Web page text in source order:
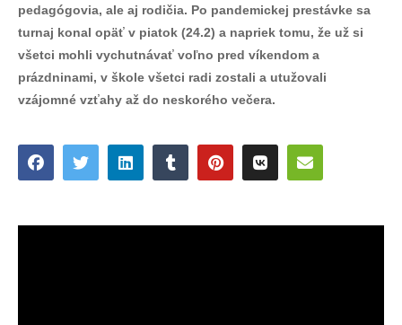
pedagógovia, ale aj rodičia. Po pandemickej prestávke sa
turnaj konal opäť v piatok (24.2) a napriek tomu, že už si
všetci mohli vychutnávať voľno pred víkendom a
prázdninami, v škole všetci radi zostali a utužovali
vzájomné vzťahy až do neskorého večera.